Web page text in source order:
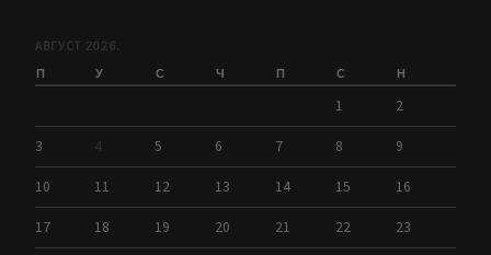
АВГУСТ 2026.
П У С Ч П С Н
1 2
3 4 5 6 7 8 9
10 11 12 13 14 15 16
17 18 19 20 21 22 23